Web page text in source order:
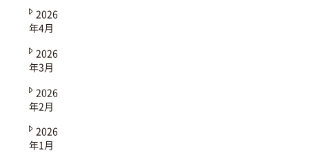
2026
年4月
2026
年3月
2026
年2月
2026
年1月